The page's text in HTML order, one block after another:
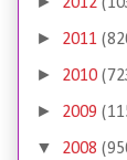
2012
► 2011
► 2010
► 2009
▼ 2008